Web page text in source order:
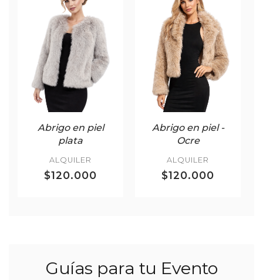
Abrigo en piel
plata
ALQUILER
$120.000
Abrigo en piel -
Ocre
ALQUILER
$120.000
Guías para tu Evento